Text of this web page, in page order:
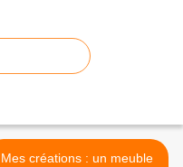
Mes créations : un meuble